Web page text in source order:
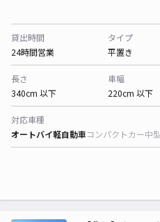
貸出時間
24時間営業
タイプ
平置き
長さ
340cm 以下
車幅
220cm 以下
対応車種
オートバイ軽自動車コンパクトカー中